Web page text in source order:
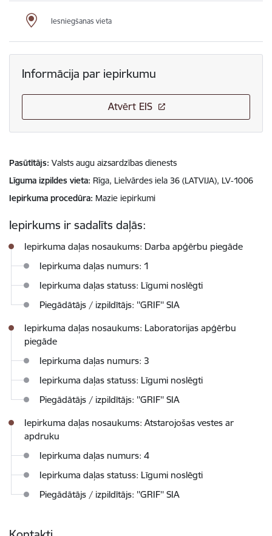
Iesniegšanas vieta
Informācija par iepirkumu
Atvērt EIS
Pasūtītājs Valsts augu aizsardzības dienests
Līguma izpildes vieta Rīga, Lielvārdes iela 36 (LATVIJA), LV-1006
Iepirkuma procedūra Mazie iepirkumi
Iepirkums ir sadalīts daļās:
Iepirkuma daļas nosaukums: Darba apģērbu piegāde
Iepirkuma daļas numurs: 1
Iepirkuma daļas statuss: Līgumi noslēgti
Piegādātājs / izpildītājs: ''GRIF'' SIA
Iepirkuma daļas nosaukums: Laboratorijas apģērbu
piegāde
Iepirkuma daļas numurs: 3
Iepirkuma daļas statuss: Līgumi noslēgti
Piegādātājs / izpildītājs: ''GRIF'' SIA
Iepirkuma daļas nosaukums: Atstarojošas vestes ar
apdruku
Iepirkuma daļas numurs: 4
Iepirkuma daļas statuss: Līgumi noslēgti
Piegādātājs / izpildītājs: ''GRIF'' SIA